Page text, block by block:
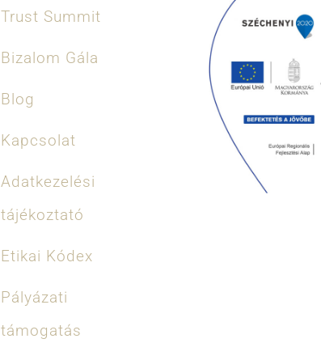
Trust Summit
Bizalom Gála
Blog
Kapcsolat
Adatkezelési
tájékoztató
Etikai Kódex
Pályázati
támogatás